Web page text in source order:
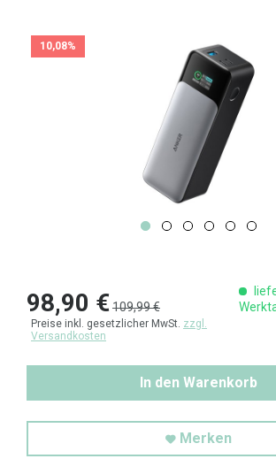
10,08%
98,90 €109,99 €
Preise inkl. gesetzlicher MwSt. zzgl.
Versandkosten
In den Warenkorb
Merken